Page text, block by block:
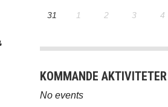
31 1 2 3 4
KOMMANDE AKTIVITETER
No events